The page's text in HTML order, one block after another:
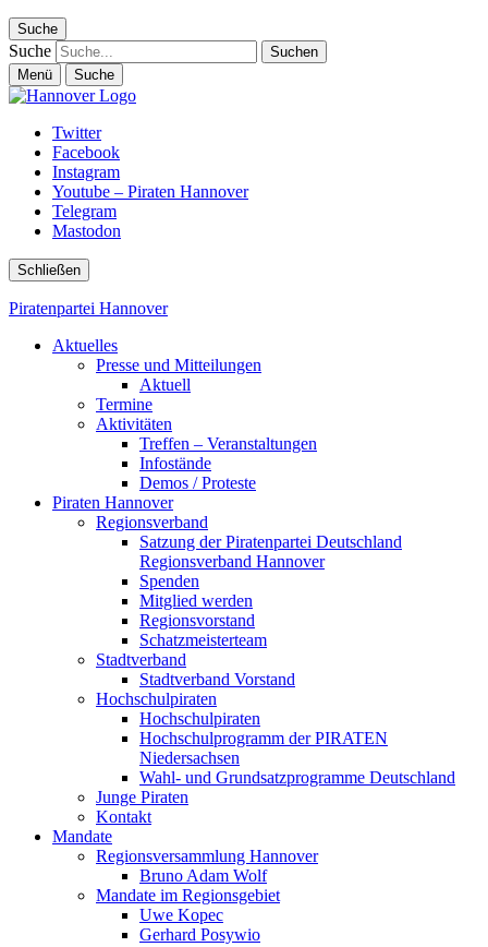
Suche
Suche
Menü Suche
Twitter
Facebook
Instagram
Youtube – Piraten Hannover
Telegram
Mastodon
Schließen
Piratenpartei Hannover
Aktuelles
Presse und Mitteilungen
Aktuell
Termine
Aktivitäten
Treffen – Veranstaltungen
Infostände
Demos / Proteste
Piraten Hannover
Regionsverband
Satzung der Piratenpartei Deutschland
Regionsverband Hannover
Spenden
Mitglied werden
Regionsvorstand
Schatzmeisterteam
Stadtverband
Stadtverband Vorstand
Hochschulpiraten
Hochschulpiraten
Hochschulprogramm der PIRATEN
Niedersachsen
Wahl- und Grundsatzprogramme Deutschland
Junge Piraten
Kontakt
Mandate
Regionsversammlung Hannover
Bruno Adam Wolf
Mandate im Regionsgebiet
Uwe Kopec
Gerhard Posywio